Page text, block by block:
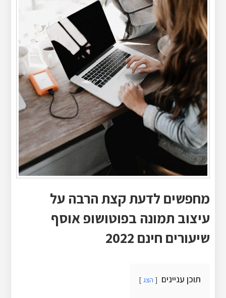
מחפשים לדעת קצת הרבה על
עיצוב תמונה בפוטושופ אוסף
שיעורים חינם 2022
תוכן עניינים הצג